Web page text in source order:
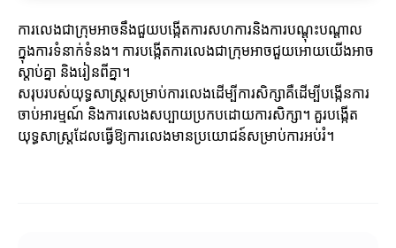
ការលេងជាក្រុមអាចនឹងជួយបង្កើតការសហការនិងការបណ្ដុះបណ្ដាល
ក្នុងការទំនាក់ទំនង។ ការបង្កើតការលេងជាក្រុមអាចជួយអោយយើងអាច
ស្តាប់គ្នា និងរៀនពីគ្នា។
សរុបរបស់យុទ្ធសាស្ត្រសម្រាប់ការលេងដើម្បីការសិក្សាគឺដើម្បីបង្កើនការ
ចាប់អារម្មណ៍ និងការលេងសប្បាយប្រកបដោយការសិក្សា។ គួរបង្កើត
យុទ្ធសាស្ត្រដែលធ្វើឱ្យការលេងមានប្រយោជន៍សម្រាប់ការអប់រំ។